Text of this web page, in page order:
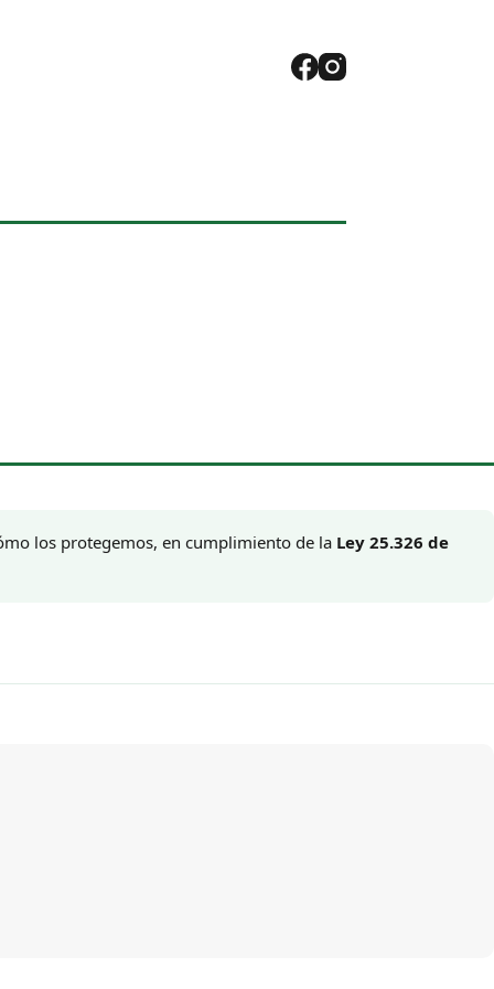
los protegemos, en cumplimiento de la Ley 25.326 de